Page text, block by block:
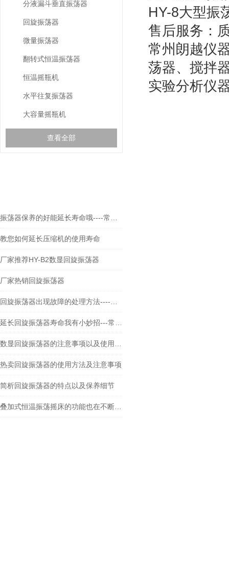
分液漏斗垂直振荡器
回旋振荡器
微量振荡器
翻转式恒温振荡器
恒温摇瓶机
水平往复振荡器
大容量摇瓶机
查看全部
教您如何延长压缩机的使用寿命
厂家推荐HY-B2数显回旋振荡器
厂家热销回旋振荡器
热卖回旋振荡器的使用方法及注意事项
简析回旋振荡器的特点以及保养细节
HY-8大型振
售后服务：
常州朗越仪
荡器、搅拌
实验分析仪